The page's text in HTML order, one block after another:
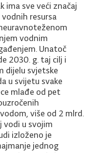
ima sve veći značaj
resursa
vodnim
Unatoč
2030. g. taj cilj i
dijelu svjetske
u svijetu svake
mlađe od pet
više od 2 mlrd.
vodi u svojim
izloženo je
jednog